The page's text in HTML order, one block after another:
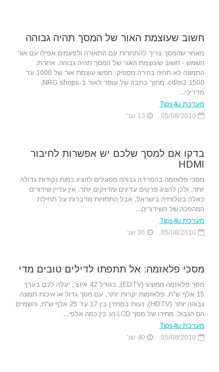
חשוב שעוצמת האור של המסך תהיה גבוהה
מאחר שהמסך צריך להתחרות עם התאורה ולפעמים אפילו עם אור
השמש - חשוב שעוצמת האור של המסך תהיה גבוהה. אחרת,
התמונה לא תהיה בהירה מספיק. חפשו עוצמת אור של 1000 עד
1500 cd/m2. מתוך כתבה של עופר לאור ב-NRG shops,
מדריכי...
מערכת Tips4u
בדקו אם למסך שלכם יש אפשרות לחיבור
HDMI
מסכי פלאזמה בהפרדה גבוהה מסוגלים להציג כמות נקודות גדולה
יותר, ולכן להציג פרטים עדינים ומדויקים יותר. אין עדיין שידורים
כאלה בטלוויזיה בישראל, אבל התחזיות מדברות על תחילת
המהפכה של השידורים...
מערכת Tips4u
מסכי פלאזמה: אל תתפתו לדילים טובים מדי
מסך פלאזמה ממוצע (EDTV), בגודל 42 אינצ', יעלה לכם בערך
15 אלף ש"ח. פלאזמות יקרות יותר, עם מסך גדול או איכות תמונה
גבוהה יותר (HDTV), נעות במחירן בין 17 עד 25 אלף ש"ח, והשמיים
הם הגבול. מחירו של מסך LCD נע בין כמה אלפי...
מערכת Tips4u